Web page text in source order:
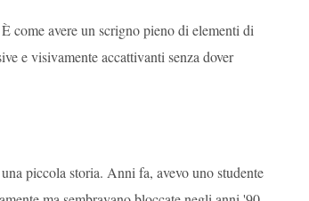
come avere un scrigno pieno di elementi di
e visivamente accattivanti senza dover
piccola storia. Anni fa, avevo uno studente